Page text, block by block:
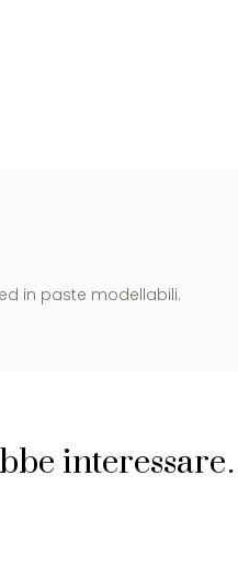
in paste modellabili.